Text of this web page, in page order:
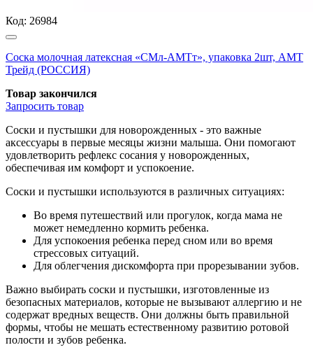
Код: 26984
Соска молочная латексная «СМл-АМТт», упаковка 2шт, АМТ
Трейд (РОССИЯ)
Товар закончился
Запросить товар
Соски и пустышки для новорожденных - это важные
аксессуары в первые месяцы жизни малыша. Они помогают
удовлетворить рефлекс сосания у новорожденных,
обеспечивая им комфорт и успокоение.
Соски и пустышки используются в различных ситуациях:
Во время путешествий или прогулок, когда мама не
может немедленно кормить ребенка.
Для успокоения ребенка перед сном или во время
стрессовых ситуаций.
Для облегчения дискомфорта при прорезывании зубов.
Важно выбирать соски и пустышки, изготовленные из
безопасных материалов, которые не вызывают аллергию и не
содержат вредных веществ. Они должны быть правильной
формы, чтобы не мешать естественному развитию ротовой
полости и зубов ребенка.